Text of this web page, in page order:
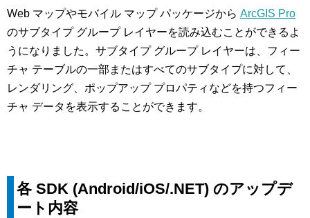
Web マップやモバイル マップ パッケージから ArcGIS Pro
のサブタイプ グループ レイヤーを読み込むことができるよ
うになりました。サブタイプ グループ レイヤーは、フィー
チャ テーブルの一部またはすべてのサブタイプに対して、
レンダリング、ポップアップ プロパティなどを持つフィー
チャ データを表示することができます。
各 SDK (Android/iOS/.NET) のアップデ
ート内容